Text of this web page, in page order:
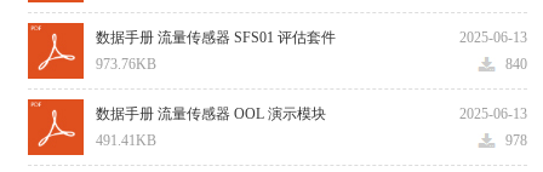
2025-06-13
数据手册 流量传感器 SFS01 评估套件
840
973.76KB
2025-06-13
数据手册 流量传感器 OOL 演示模块
978
491.41KB